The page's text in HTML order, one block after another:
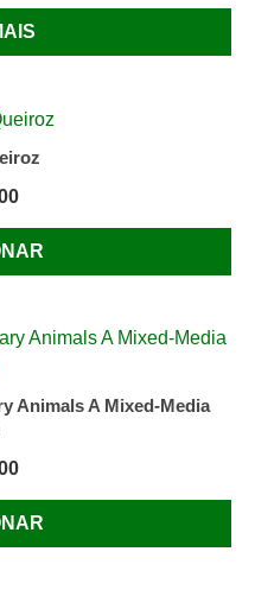
Animals A Mixed-Media